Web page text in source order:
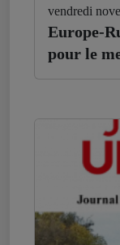
vendredi
Europe-
pour le